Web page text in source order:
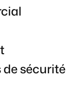
de sécurité